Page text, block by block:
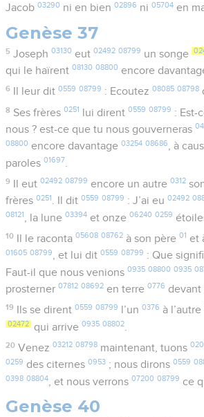
Jacob03290 ni en bien02896 ni05704 en
Genèse 37
5 Joseph 03130 eut 02492 08799 un songe
qui le haïrent08130 08800 encore
6 Il leur dit 0559 08799 : Ecoutez 08085 08798
8 Ses frères 0251 lui dirent 0559 08799 : Est-
nous ? est-ce que tu nous gouverneras
08800 encore davantage03254 08686, à
paroles01697
9 Il eut 02492 08799 encore un autre 0312
frères0251. Il dit0559 08799 : J’ai eu02492
08121 , la lune03394 et onze06240 0259
10 Il le raconta 05608 08762à son père 01 et
01605 08799, et lui dit0559 08799 : Que
Faut-il que nous venions0935 08800 0935
prosterner07812 08692 en terre0776 devant
19 Ils se dirent 0559 08799 l’un 0376 à l’autre
02472 qui arrive0935 08802
20 Venez 03212 08798maintenant, tuons
0259 des citernes0953 ; nous dirons0559
0398 08804 , et nous verrons07200 08799 ce
Genèse 40